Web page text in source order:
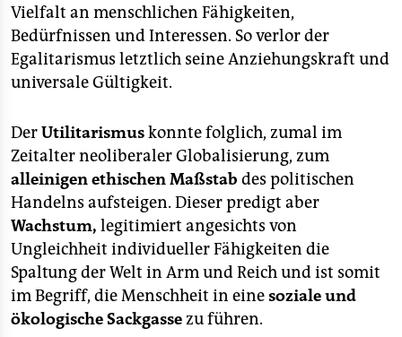
Vielfalt an menschlichen Fähigkeiten,
Bedürfnissen und Interessen. So verlor der
Egalitarismus letztlich seine Anziehungskraft und
universale Gültigkeit.
DerUtilitarismuskonnte folglich, zumal im
Zeitalter neoliberaler Globalisierung, zum
alleinigen ethischen Maßstab des politischen
Handelns aufsteigen. Dieser predigt aber
Wachstum, legitimiert angesichts von
Ungleichheit individueller Fähigkeiten die
Spaltung der Welt in Arm und Reich und ist somit
im Begriff, die Menschheit in einesoziale und
ökologische Sackgassezu führen.